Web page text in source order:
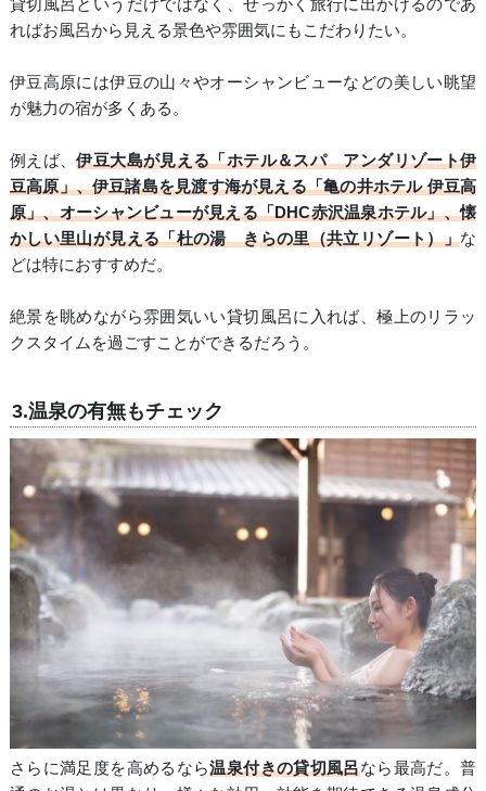
ればお風呂から見える景色や雰囲気にもこだわりたい。
伊豆高原には伊豆の山々やオーシャンビューなどの美しい眺望
が魅力の宿が多くある。
例えば、伊豆大島が見える「ホテル＆スパ アンダリゾート伊
豆高原」、伊豆諸島を見渡す海が見える「亀の井ホテル 伊豆高
原」、オーシャンビューが見える「DHC赤沢温泉ホテル」、懐
かしい里山が見える「杜の湯 きらの里（共立リゾート）」な
どは特におすすめだ。
絶景を眺めながら雰囲気いい貸切風呂に入れば、極上のリラッ
クスタイムを過ごすことができるだろう。
3.温泉の有無もチェック
さらに満足度を高めるなら温泉付きの貸切風呂なら最高だ。普